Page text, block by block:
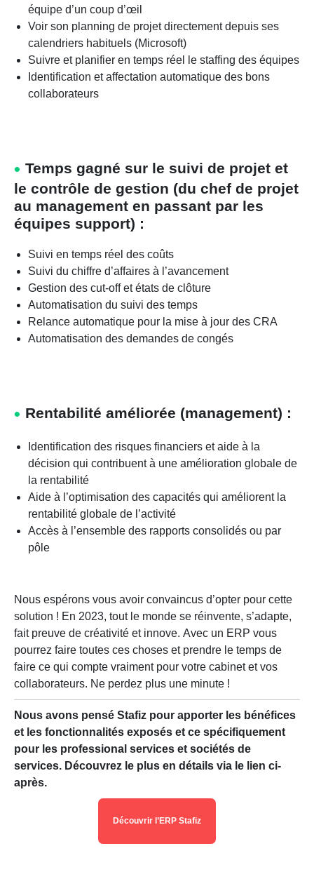
équipe d’un coup d’œil
Voir son planning de projet directement depuis ses
calendriers habituels (Microsoft)
Suivre et planifier en temps réel le staffing des équipes
Identification et affectation automatique des bons
collaborateurs
Temps gagné sur le suivi de projet et
le contrôle de gestion (du chef de projet
au management en passant par les
équipes support) :
Suivi en temps réel des coûts
Suivi du chiffre d’affaires à l’avancement
Gestion des cut-off et états de clôture
Automatisation du suivi des temps
Relance automatique pour la mise à jour des CRA
Automatisation des demandes de congés
Rentabilité améliorée (management) :
Identification des risques financiers et aide à la
décision qui contribuent à une amélioration globale de
la rentabilité
Aide à l’optimisation des capacités qui améliorent la
rentabilité globale de l’activité
Accès à l’ensemble des rapports consolidés ou par
pôle
Nous espérons vous avoir convaincus d’opter pour cette
solution ! En 2023, tout le monde se réinvente, s’adapte,
fait preuve de créativité et innove. Avec un ERP vous
pourrez faire toutes ces choses et prendre le temps de
faire ce qui compte vraiment pour votre cabinet et vos
collaborateurs. Ne perdez plus une minute !
Nous avons pensé Stafiz pour apporter les bénéfices
et les fonctionnalités exposés et ce spécifiquement
pour les professional services et sociétés de
services. Découvrez le plus en détails via le lien ci-
après.
Découvrir l’ERP Stafiz